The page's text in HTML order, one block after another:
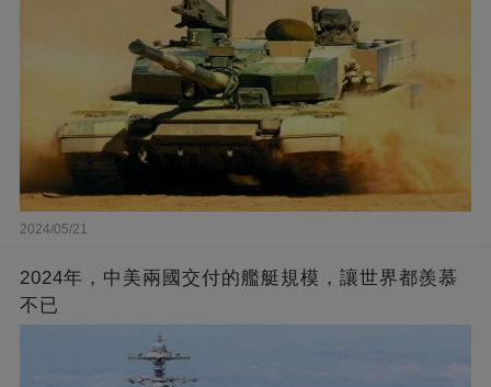
2024/05/21
2024年，中美兩國交付的艦艇規模，讓世界都羨慕
不已